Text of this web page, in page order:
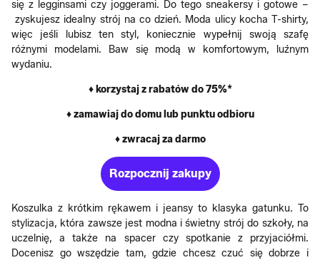
się z legginsami czy joggerami. Do tego sneakersy i gotowe –
zyskujesz idealny strój na co dzień. Moda ulicy kocha T-shirty,
więc jeśli lubisz ten styl, koniecznie wypełnij swoją szafę
różnymi modelami. Baw się modą w komfortowym, luźnym
wydaniu.
♦ korzystaj z rabatów do 75%*
♦ zamawiaj do domu lub punktu odbioru
♦ zwracaj za darmo
Rozpocznij zakupy
Koszulka z krótkim rękawem i jeansy to klasyka gatunku. To
stylizacja, która zawsze jest modna i świetny strój do szkoły, na
uczelnię, a także na spacer czy spotkanie z przyjaciółmi.
Docenisz go wszędzie tam, gdzie chcesz czuć się dobrze i